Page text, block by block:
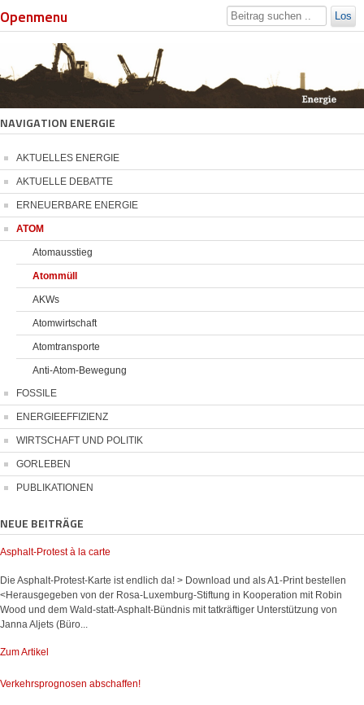
Openmenu Los
NAVIGATION ENERGIE
AKTUELLES ENERGIE
AKTUELLE DEBATTE
ERNEUERBARE ENERGIE
ATOM
Atomausstieg
Atommüll
AKWs
Atomwirtschaft
Atomtransporte
Anti-Atom-Bewegung
FOSSILE
ENERGIEEFFIZIENZ
WIRTSCHAFT UND POLITIK
GORLEBEN
PUBLIKATIONEN
NEUE BEITRÄGE
Asphalt-Protest à la carte
Die Asphalt-Protest-Karte ist endlich da! > Download und als A1-Print bestellen
<Herausgegeben von der Rosa-Luxemburg-Stiftung in Kooperation mit Robin
Wood und dem Wald-statt-Asphalt-Bündnis mit tatkräftiger Unterstützung von
Janna Aljets (Büro...
Zum Artikel
Verkehrsprognosen abschaffen!